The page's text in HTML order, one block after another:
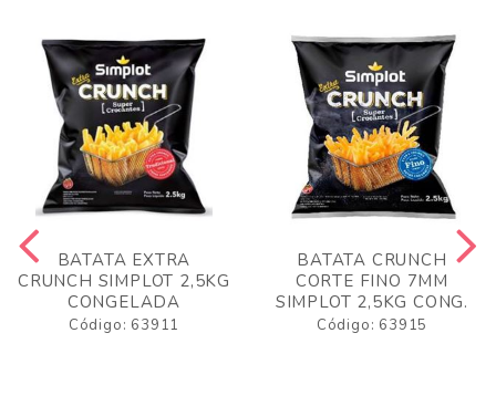
BATATA EXTRA
CRUNCH SIMPLOT 2,5KG
CONGELADA
Código: 63911
BATATA CRUNCH
CORTE FINO 7MM
SIMPLOT 2,5KG CONG.
Código: 63915